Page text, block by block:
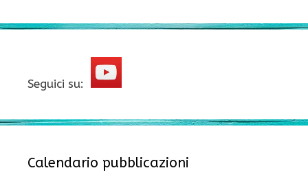
Seguici su:
Calendario pubblicazioni